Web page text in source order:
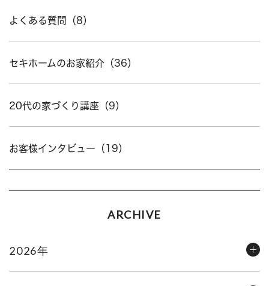
よくある質問（8）
セキホームのお家紹介（36）
20代の家づくり講座（9）
お客様インタビュー（19）
ARCHIVE
2026年